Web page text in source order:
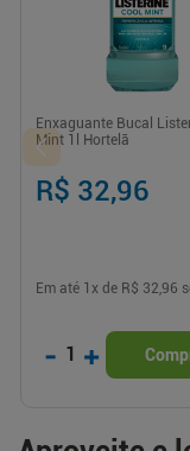
Enxaguante Bucal
Mint 1l Hortelã
R$ 32,96
Em até 1 x de R$ 32,96
- 1 +